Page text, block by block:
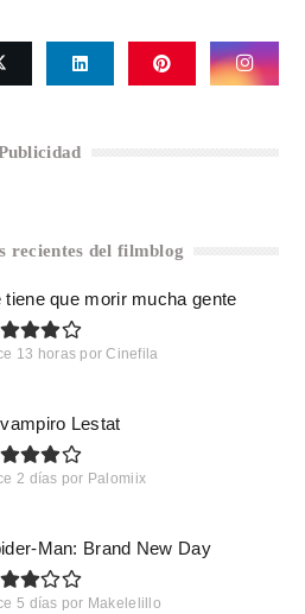
recientes del filmblog
tiene que morir mucha gente
13 horas por Cinefila
Lestat
2 días por Palomiix
Man: Brand New Day
5 días por Makelelillo